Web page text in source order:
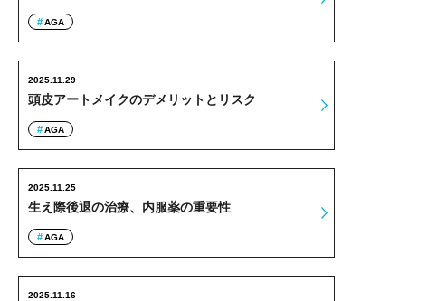
AGA
頭皮アートメイクのデメリットとリスク
2025.11.29
AGA
生え際後退の治療、内服薬の重要性
2025.11.25
AGA
2025.11.16